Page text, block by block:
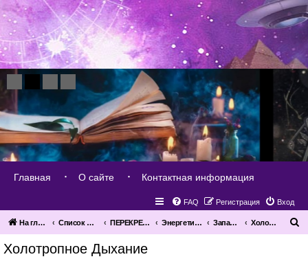
Главная О сайте Контактная информация
Вход
Регистрация
FAQ
На главную Список форумов ПЕРЕКРЕСТОК МИРОВ Энергетические - духовные практики Западные энергетические практики Холотропное Дыхание
Холотропное Дыхание